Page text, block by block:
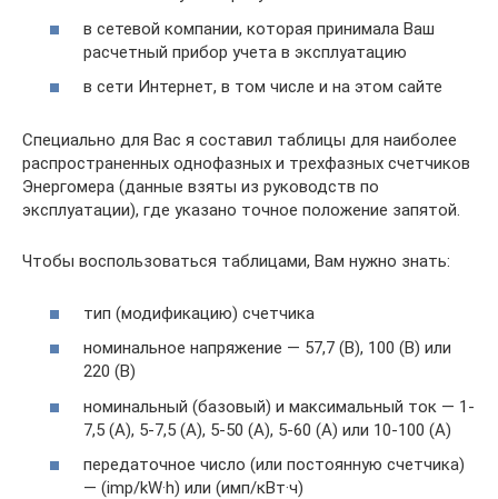
в сетевой компании, которая принимала Ваш
расчетный прибор учета в эксплуатацию
в сети Интернет, в том числе и на этом сайте
Специально для Вас я составил таблицы для наиболее
распространенных однофазных и трехфазных счетчиков
Энергомера (данные взяты из руководств по
эксплуатации), где указано точное положение запятой.
Чтобы воспользоваться таблицами, Вам нужно знать:
тип (модификацию) счетчика
номинальное напряжение — 57,7 (В), 100 (В) или
220 (В)
номинальный (базовый) и максимальный ток — 1-
7,5 (А), 5-7,5 (А), 5-50 (А), 5-60 (А) или 10-100 (А)
передаточное число (или постоянную счетчика)
— (imp/kW·h) или (имп/кВт·ч)